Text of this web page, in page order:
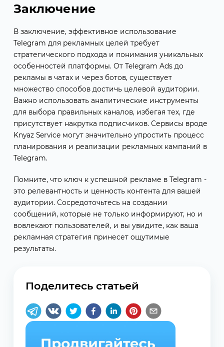
Заключение
В заключение, эффективное использование
Telegram для рекламных целей требует
стратегического подхода и понимания уникальных
особенностей платформы. От Telegram Ads до
рекламы в чатах и через ботов, существует
множество способов достичь целевой аудитории.
Важно использовать аналитические инструменты
для выбора правильных каналов, избегая тех, где
присутствует накрутка подписчиков. Сервисы вроде
Knyaz Service могут значительно упростить процесс
планирования и реализации рекламных кампаний в
Telegram.
Помните, что ключ к успешной рекламе в Telegram -
это релевантность и ценность контента для вашей
аудитории. Сосредоточьтесь на создании
сообщений, которые не только информируют, но и
вовлекают пользователей, и вы увидите, как ваша
рекламная стратегия принесет ощутимые
результаты.
Поделитесь статьей